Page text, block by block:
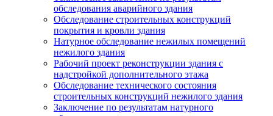
обследования аварийного здания
Обследование строительных конструкций
покрытия и кровли здания
Натурное обследование нежилых помещений
нежилого здания
Рабочий проект реконструкции здания с
надстройкой дополнительного этажа
Обследование технического состояния
строительных конструкций нежилого здания
Заключение по результатам натурного